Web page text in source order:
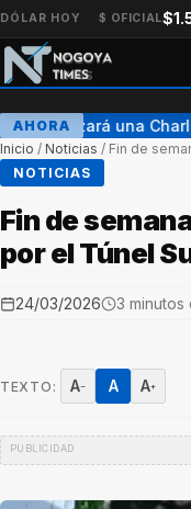
DÓLAR HOY $ OFICIAL
AHORA
Se realizará una
Inicio / Noticias / Fin de
NOTICIAS
Fin de
por el Túnel
24/03/2026 3 minutos
TEXTO: A− A A+